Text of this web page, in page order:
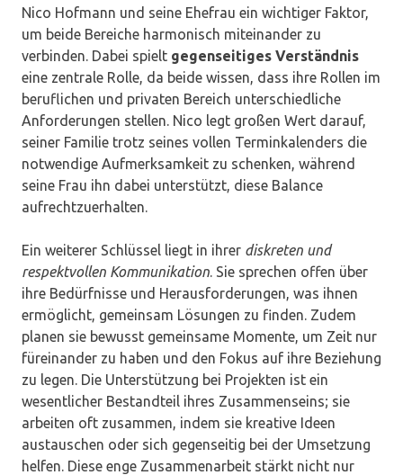
Nico Hofmann und seine Ehefrau ein wichtiger Faktor,
um beide Bereiche harmonisch miteinander zu
verbinden. Dabei spielt gegenseitiges Verständnis
eine zentrale Rolle, da beide wissen, dass ihre Rollen im
beruflichen und privaten Bereich unterschiedliche
Anforderungen stellen. Nico legt großen Wert darauf,
seiner Familie trotz seines vollen Terminkalenders die
notwendige Aufmerksamkeit zu schenken, während
seine Frau ihn dabei unterstützt, diese Balance
aufrechtzuerhalten.
Ein weiterer Schlüssel liegt in ihrer diskreten und
respektvollen Kommunikation. Sie sprechen offen über
ihre Bedürfnisse und Herausforderungen, was ihnen
ermöglicht, gemeinsam Lösungen zu finden. Zudem
planen sie bewusst gemeinsame Momente, um Zeit nur
füreinander zu haben und den Fokus auf ihre Beziehung
zu legen. Die Unterstützung bei Projekten ist ein
wesentlicher Bestandteil ihres Zusammenseins; sie
arbeiten oft zusammen, indem sie kreative Ideen
austauschen oder sich gegenseitig bei der Umsetzung
helfen. Diese enge Zusammenarbeit stärkt nicht nur